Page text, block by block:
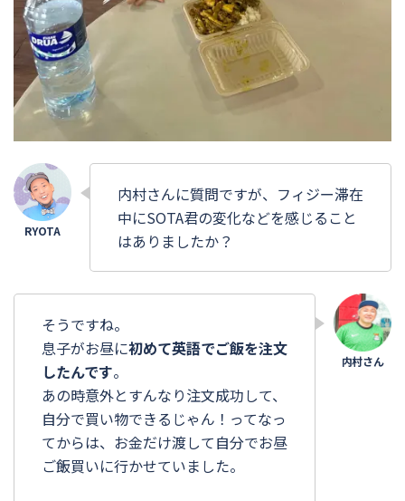
内村さんに質問ですが、フィジー滞在
中にSOTA君の変化などを感じること
はありましたか？
そうですね。
息子がお昼に初めて英語でご飯を注文
したんです。
あの時意外とすんなり注文成功して、
自分で買い物できるじゃん！ってなっ
てからは、お金だけ渡して自分でお昼
ご飯買いに行かせていました。